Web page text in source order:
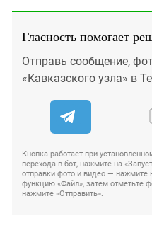
Гласность помогает
Отправь сообщение,
«Кавказского узла» в
Кнопка работает при
перехода в бот, нажмите на
отправки фото и видео — нажмите
функцию «Файл», затем отметьте
нажмите «Отправить».